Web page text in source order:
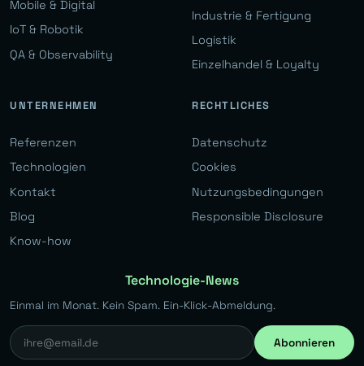
Mobile & Digital
IoT & Robotik
QA & Observability
Industrie & Fertigung
Logistik
Einzelhandel & Loyalty
UNTERNEHMEN
Referenzen
Technologien
Kontakt
Blog
Know-how
RECHTLICHES
Datenschutz
Cookies
Nutzungsbedingungen
Responsible Disclosure
Technologie-News
Einmal im Monat. Kein Spam. Ein-Klick-Abmeldung.
Abonnieren